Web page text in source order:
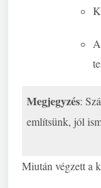
Megjegyzés:
említsünk, jól
Miután végzett a